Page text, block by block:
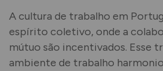
A cultura de trabalho em
espírito coletivo, onde a
mútuo são incentivados. Esse
ambiente de trabalho